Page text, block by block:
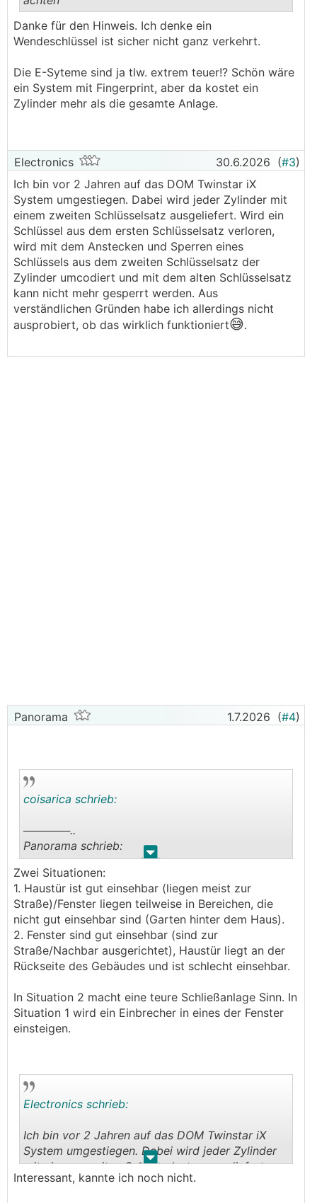
..
Danke für den Hinweis. Ich denke ein
Wendeschlüssel ist sicher nicht ganz verkehrt.
Die E-Syteme sind ja tlw. extrem teuer!? Schön wäre
ein System mit Fingerprint, aber da kostet ein
Zylinder mehr als die gesamte Anlage.
Electronics 30.6.2026 (#3)
Ich bin vor 2 Jahren auf das DOM Twinstar iX
System umgestiegen. Dabei wird jeder Zylinder mit
einem zweiten Schlüsselsatz ausgeliefert. Wird ein
Schlüssel aus dem ersten Schlüsselsatz verloren,
wird mit dem Anstecken und Sperren eines
Schlüssels aus dem zweiten Schlüsselsatz der
Zylinder umcodiert und mit dem alten Schlüsselsatz
kann nicht mehr gesperrt werden. Aus
verständlichen Gründen habe ich allerdings nicht
ausprobiert, ob das wirklich funktioniert😅.
Panorama 1.7.2026 (#4)
. .
coisarica schrieb:
──────..
Panorama schrieb:
und alle Fenster und Balkontüren sind gut
einsehbar.
───────────────
Was genau ist damit gemeint? Fenster und
Balkontüren sind bei uns gut einsehbar.
Zwei Situationen:
1. Haustür ist gut einsehbar (liegen meist zur
Straße)/Fenster liegen teilweise in Bereichen, die
nicht gut einsehbar sind (Garten hinter dem Haus).
2. Fenster sind gut einsehbar (sind zur
Straße/Nachbar ausgerichtet), Haustür liegt an der
Rückseite des Gebäudes und ist schlecht einsehbar.
In Situation 2 macht eine teure Schließanlage Sinn. In
Situation 1 wird ein Einbrecher in eines der Fenster
einsteigen.
. .
Electronics schrieb:
Ich bin vor 2 Jahren auf das DOM Twinstar iX
System umgestiegen. Dabei wird jeder Zylinder
mit einem zweiten Schlüsselsatz ausgeliefert.
Wird ein Schlüssel aus dem ersten Schlüsselsatz
Interessant, kannte ich noch nicht.